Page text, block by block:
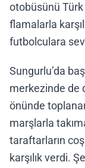
otobüsünü Türk
flamalarla
futbolculara
Sungurlu’da
merkezinde de
önünde
marşlarla
taraftarların
karşılık verdi.